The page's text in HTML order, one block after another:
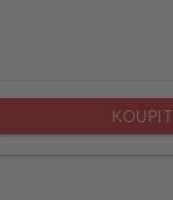
KOUPIT